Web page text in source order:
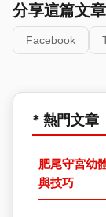
分享這篇文章
Facebook
* 熱門文章
肥尾守宮幼
與技巧